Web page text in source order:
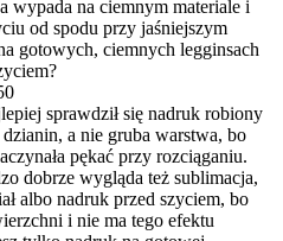
wypada na ciemnym materiale i
od spodu przy jaśniejszym
gotowych, ciemnych legginsach
sprawdził się nadruk robiony
a nie gruba warstwa, bo
pękać przy rozciąganiu.
dobrze wygląda też sublimacja,
albo nadruk przed szyciem, bo
i nie ma tego efektu